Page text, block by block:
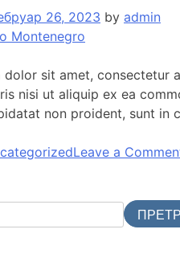
26, 2023 by admin
dolor sit amet, consectetur
nisi ut aliquip ex ea
non proident, sunt in
Leave a